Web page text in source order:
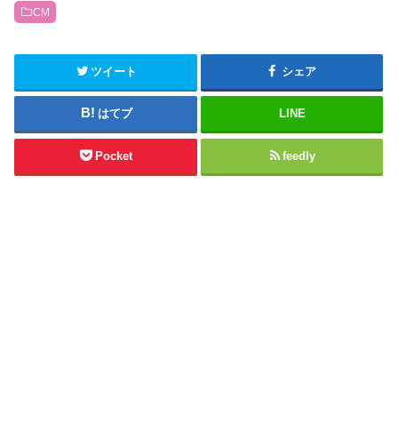
CM
ツイート シェア
はてブ LINE
Pocket feedly